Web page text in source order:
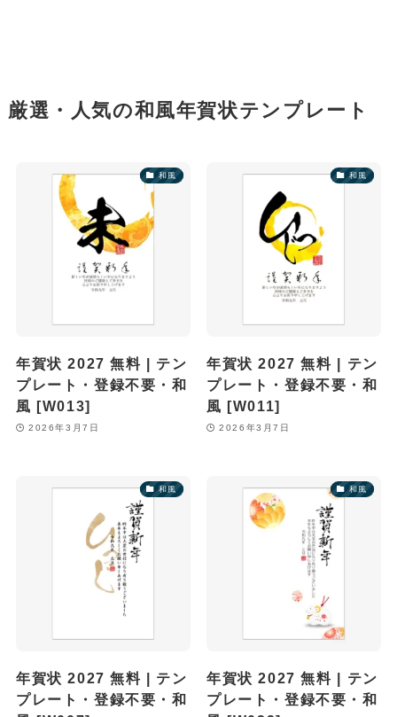
厳選・人気の和風年賀状テンプレート
和風
年賀状 2027 無料 | テン
プレート・登録不要・和
風 [W013]
2026年3月7日
和風
年賀状 2027 無料 | テン
プレート・登録不要・和
風 [W011]
2026年3月7日
和風
年賀状 2027 無料 | テン
プレート・登録不要・和
和風
年賀状 2027 無料 | テン
プレート・登録不要・和